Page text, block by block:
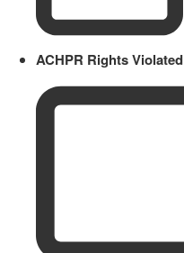
ACHPR Rights Violated